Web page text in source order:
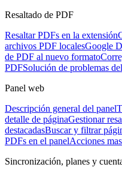
Resaltado de PDF
Resaltar PDFs en la extensión
archivos PDF localesGoogle
de PDF al nuevo formato
PDFSolución de problemas
Panel web
Descripción general del panel
detalle de páginaGestionar
destacadasBuscar y filtrar
PDFs en el panelAcciones
Sincronización, planes y